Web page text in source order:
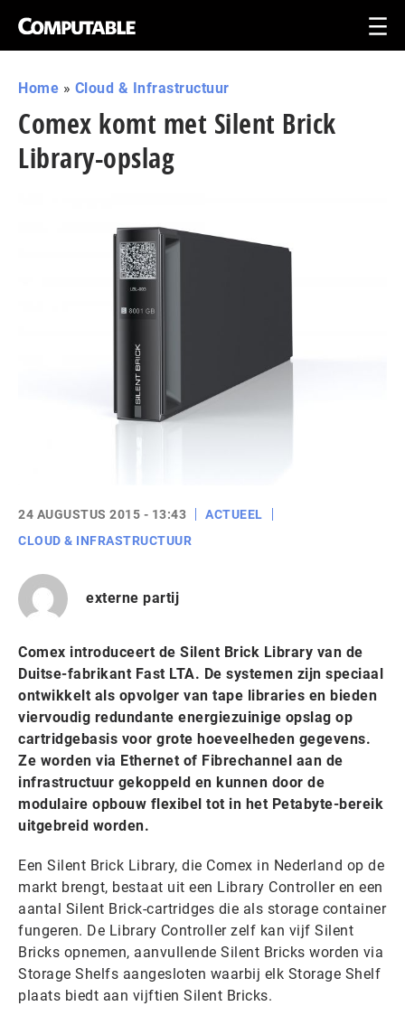
Home » Cloud & Infrastructuur
Comex komt met Silent Brick
Library-opslag
24 AUGUSTUS 2015 - 13:43
ACTUEEL
CLOUD & INFRASTRUCTUUR
externe partij
Comex introduceert de Silent Brick Library van de
Duitse-fabrikant Fast LTA. De systemen zijn speciaal
ontwikkelt als opvolger van tape libraries en bieden
viervoudig redundante energiezuinige opslag op
cartridgebasis voor grote hoeveelheden gegevens.
Ze worden via Ethernet of Fibrechannel aan de
infrastructuur gekoppeld en kunnen door de
modulaire opbouw flexibel tot in het Petabyte-bereik
uitgebreid worden.
Een Silent Brick Library, die Comex in Nederland op de
markt brengt, bestaat uit een Library Controller en een
aantal Silent Brick-cartridges die als storage container
fungeren. De Library Controller zelf kan vijf Silent
Bricks opnemen, aanvullende Silent Bricks worden via
Storage Shelfs aangesloten waarbij elk Storage Shelf
plaats biedt aan vijftien Silent Bricks.